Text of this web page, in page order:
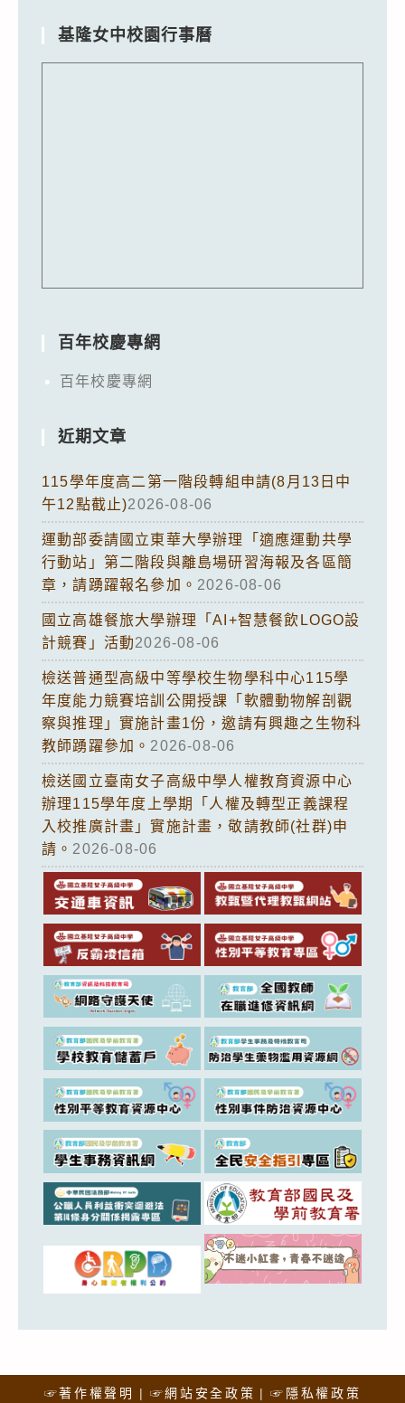
基隆女中校園行事曆
百年校慶專網
百年校慶專網
近期文章
115學年度高二第一階段轉組申請(8月13日中
午12點截止)2026-08-06
運動部委請國立東華大學辦理「適應運動共學
行動站」第二階段與離島場研習海報及各區簡
章，請踴躍報名參加。 2026-08-06
國立高雄餐旅大學辦理「AI+智慧餐飲LOGO設
計競賽」活動2026-08-06
檢送普通型高級中等學校生物學科中心115學
年度能力競賽培訓公開授課「軟體動物解剖觀
察與推理」實施計畫1份，邀請有興趣之生物科
教師踴躍參加。 2026-08-06
檢送國立臺南女子高級中學人權教育資源中心
辦理115學年度上學期「人權及轉型正義課程
入校推廣計畫」實施計畫，敬請教師(社群)申
請。 2026-08-06
☞著作權聲明 ☞網站安全政策 ☞隱私權政策